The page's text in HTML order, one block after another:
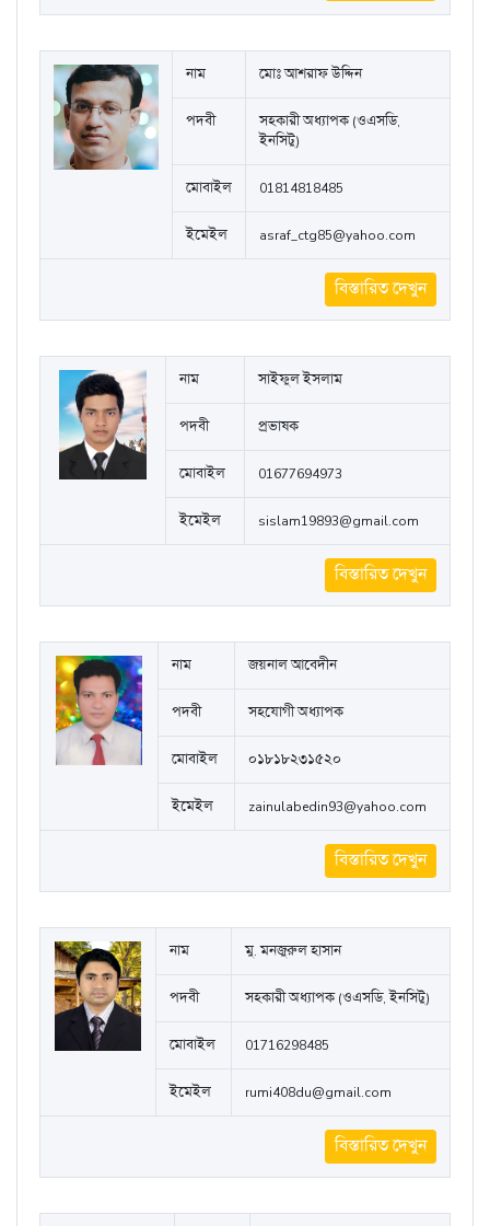
নাম মোঃ আশরাফ উদ্দিন
পদবী
সহকারী অধ্যাপক (ওএসডি,
ইনসিটু)
মোবাইল 01814818485
ইমেইল asraf_ctg85@yahoo.com
বিস্তারিত দেখুন
নাম সাইফুল ইসলাম
পদবী প্রভাষক
মোবাইল 01677694973
ইমেইল sislam19893@gmail.com
বিস্তারিত দেখুন
নাম জয়নাল আবেদীন
পদবী সহযোগী অধ্যাপক
মোবাইল ০১৮১৮২৩১৫২০
ইমেইল zainulabedin93@yahoo.com
বিস্তারিত দেখুন
নাম মু. মনজুরুল হাসান
পদবী সহকারী অধ্যাপক (ওএসডি, ইনসিটু)
মোবাইল 01716298485
ইমেইল rumi408du@gmail.com
বিস্তারিত দেখুন